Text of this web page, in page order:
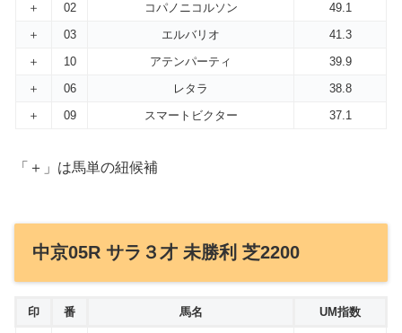
＋
02 コパノニコルソン
49.1
＋
03 エルバリオ
41.3
＋
10 アテンパーティ
39.9
＋
06 レタラ
38.8
＋
09 スマートビクター 37.1
「＋」は馬単の紐候補
中京05R サラ３才 未勝利 芝2200
印 番 馬名 UM指数